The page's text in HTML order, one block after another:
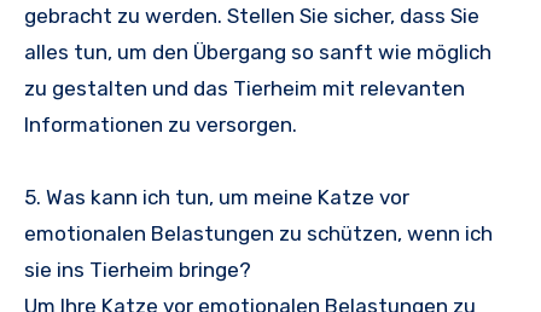
gebracht zu werden. Stellen Sie sicher, dass Sie
alles tun, um den Übergang so sanft wie möglich
zu gestalten und das Tierheim mit relevanten
Informationen zu versorgen.
5. Was kann ich tun, um meine Katze vor
emotionalen Belastungen zu schützen, wenn ich
sie ins Tierheim bringe?
Um Ihre Katze vor emotionalen Belastungen zu